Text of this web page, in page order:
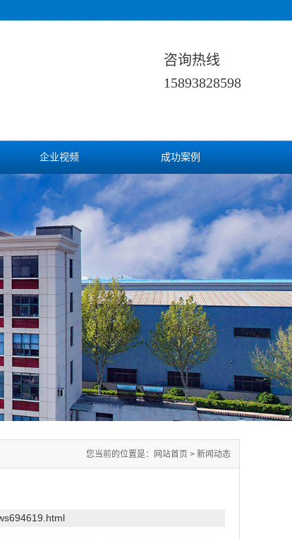
咨询热线
15893828598
企业视频 成功案例
您当前的位置是： 网站首页 > 新闻动态